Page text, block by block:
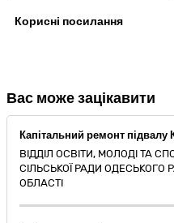
Корисні посилання
Вас може зацікавити
ВІДДІЛ ОСВІТИ, МОЛОДІ ТА
СІЛЬСЬКОЇ РАДИ ОДЕСЬКОГО
ОБЛАСТІ